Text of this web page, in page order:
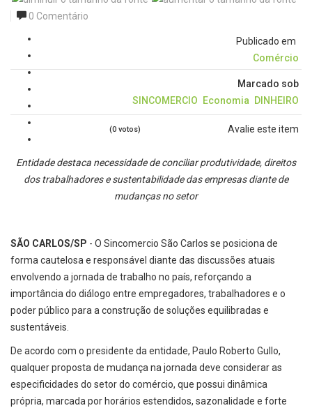
0 Comentário
Publicado em
Comércio
Marcado sob
SINCOMERCIO
Economia DINHEIRO
Avalie este item
(0 votos)
Entidade destaca necessidade de conciliar produtividade, direitos
dos trabalhadores e sustentabilidade das empresas diante de
mudanças no setor
SÃO CARLOS/SP - O Sincomercio São Carlos se posiciona de
forma cautelosa e responsável diante das discussões atuais
envolvendo a jornada de trabalho no país, reforçando a
importância do diálogo entre empregadores, trabalhadores e o
poder público para a construção de soluções equilibradas e
sustentáveis.
De acordo com o presidente da entidade, Paulo Roberto Gullo,
qualquer proposta de mudança na jornada deve considerar as
especificidades do setor do comércio, que possui dinâmica
própria, marcada por horários estendidos, sazonalidade e forte